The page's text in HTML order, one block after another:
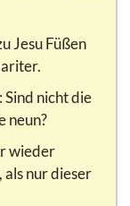
Jesu Füßen
Sind nicht die
neun?
wieder
als nur dieser